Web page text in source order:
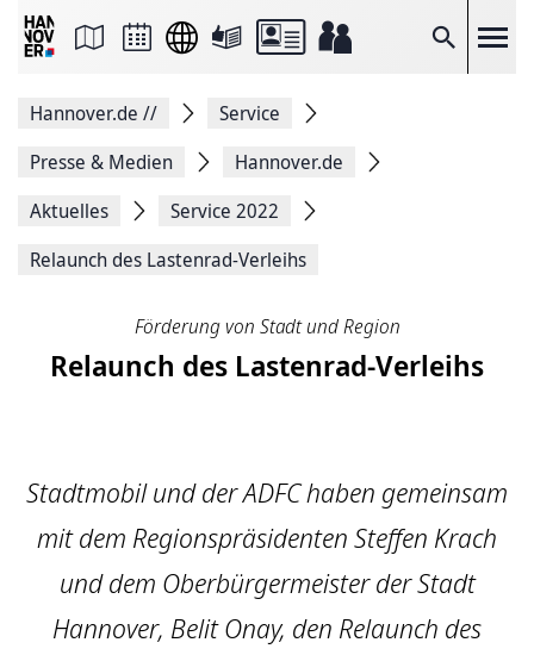
Suche
Seite
Facebook
teilen
Seitenlink
Seite
Hannover.de //
Service
Presse & Medien
Hannover.de
Aktuelles
Service 2022
Relaunch des Lastenrad-Verleihs
Förderung von Stadt und Region
Relaunch des Lastenrad-Verleihs
Stadtmobil und der ADFC haben gemeinsam
mit dem Regionspräsidenten Steffen Krach
und dem Oberbürgermeister der Stadt
Hannover, Belit Onay, den Relaunch des